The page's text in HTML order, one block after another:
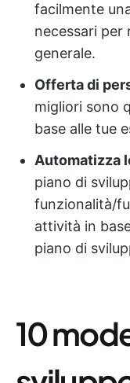
facilmente
necessari per
generale.
Offerta di
migliori sono
base alle tue
Automatizza
piano di
funzionalità/
attività in
piano di
10